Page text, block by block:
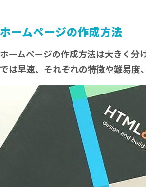
ホームページの作成方法
ホームページの作成方法は大きく分
では早速、それぞれの特徴や難易度